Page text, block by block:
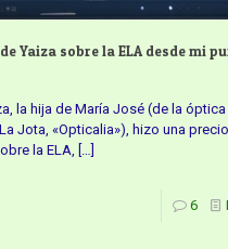
Yaiza sobre la ELA desde mi
la hija de María José (de la
Jota, «Opticalia»), hizo una
la ELA, […]
6